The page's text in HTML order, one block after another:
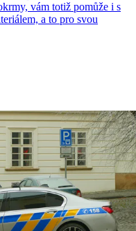
vám totiž pomůže i s
a to pro svou